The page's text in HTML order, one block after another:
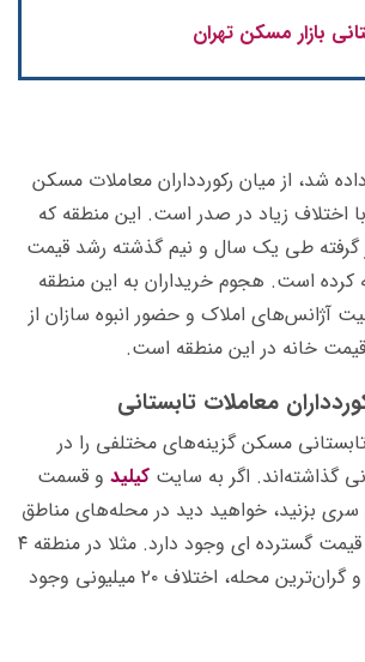
بازار مسکن تهران
شد، از میان رکوردداران معاملات مسکن
تابستانی، منطقه ۵ با اختلاف زیاد در صدر است. این منطقه که
گرفته طی یک سال و نیم گذشته رشد قیمت
کرده است. هجوم خریداران به این منطقه
آژانس‌های املاک و حضور انبوه سازان از
خانه در این منطقه است.
معاملات تابستانی
تابستانی مسکن گزینه‌های مختلفی را در
گذاشته‌اند. اگر به سایت کیلید و قسمت
سری بزنید، خواهید دید در محله‌های مناطق
پرتقاضا بازه اختلاف قیمت گسترده ای وجود دارد. مثلا در منطقه ۴
بین ارزان‌ترین محله و گران‌ترین محله، اختلاف ۲۰ میلیونی وجود